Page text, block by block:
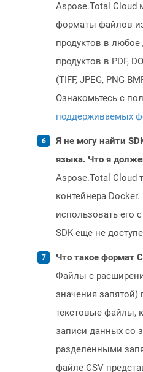
Aspose.Total Cloud
форматы файлов
продуктов в любое
продуктов в PDF,
(TIFF, JPEG, PNG
Ознакомьтесь с
поддерживаемых
Я не могу найти
языка. Что я
Aspose.Total Cloud
контейнера
использовать его
SDK еще не
Что такое формат
Файлы с
значения
текстовые файлы,
записи данных со
разделенными
файле CSV